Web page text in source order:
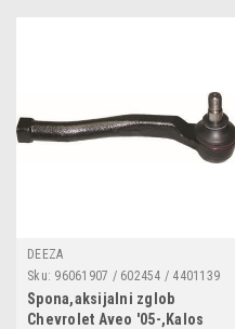
DEEZA
Sku: 96061907 / 602454 / 4401139
/ CV-A101
Spona,aksijalni zglob
Chevrolet Aveo '05-,Kalos